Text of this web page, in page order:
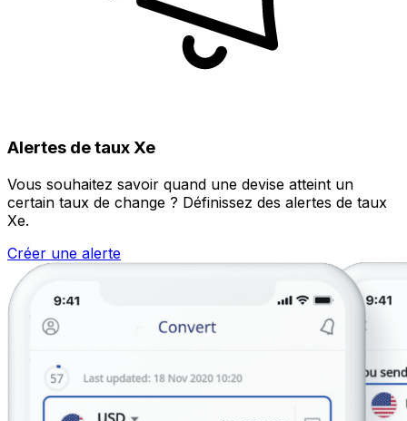
Alertes de taux Xe
Vous souhaitez savoir quand une devise atteint un
certain taux de change ? Définissez des alertes de taux
Xe.
Créer une alerte